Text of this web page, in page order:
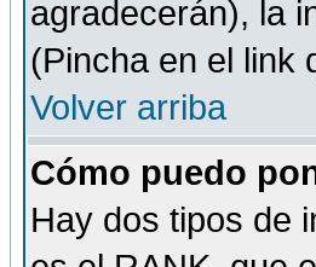
agradecerán), la
(Pincha en el link
Volver arriba
Cómo puedo
Hay dos tipos de